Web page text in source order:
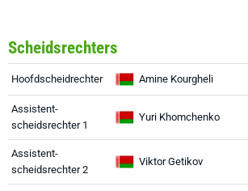
Scheidsrechters
Hoofdscheidrechter Amine Kourgheli
Assistent-
scheidsrechter 1
Yuri Khomchenko
Assistent-
scheidsrechter 2
Viktor Getikov